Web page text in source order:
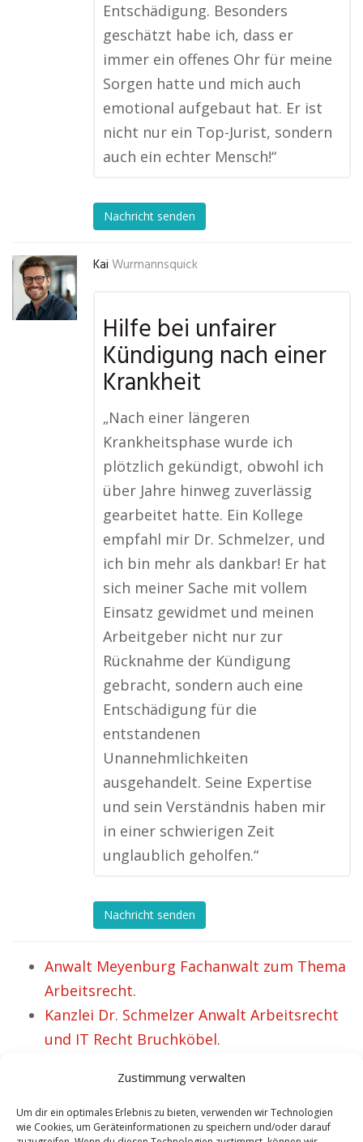
Zustimmung verwalten
Um dir ein optimales Erlebnis zu bieten, verwenden wir Technologien
wie Cookies, um Geräteinformationen zu speichern und/oder darauf
Entschädigung. Besonders
geschätzt habe ich, dass er
immer ein offenes Ohr für meine
Sorgen hatte und mich auch
emotional aufgebaut hat. Er ist
nicht nur ein Top-Jurist, sondern
auch ein echter Mensch!“
Nachricht senden
Kai Wurmannsquick
Hilfe bei unfairer
Kündigung nach einer
Krankheit
„Nach einer längeren
Krankheitsphase wurde ich
plötzlich gekündigt, obwohl ich
über Jahre hinweg zuverlässig
gearbeitet hatte. Ein Kollege
empfahl mir Dr. Schmelzer, und
ich bin mehr als dankbar! Er hat
sich meiner Sache mit vollem
Einsatz gewidmet und meinen
Arbeitgeber nicht nur zur
Rücknahme der Kündigung
gebracht, sondern auch eine
Entschädigung für die
entstandenen
Unannehmlichkeiten
ausgehandelt. Seine Expertise
und sein Verständnis haben mir
in einer schwierigen Zeit
unglaublich geholfen.“
Nachricht senden
Anwalt Meyenburg Fachanwalt zum Thema
Arbeitsrecht.
Kanzlei Dr. Schmelzer Anwalt Arbeitsrecht
und IT Recht Bruchköbel.
Anwalt Burgdorf in Sachen Arbeitsrecht.
Anwalt Arbeitsrecht Neustadt am
Rübenberge – Antonia setzt sich durch.